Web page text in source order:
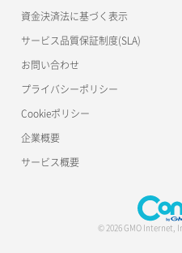
資金決済法に基づく表示
サービス品質保証制度(SLA)
お問い合わせ
プライバシーポリシー
Cookieポリシー
企業概要
サービス概要
© 2026 GMO Internet,